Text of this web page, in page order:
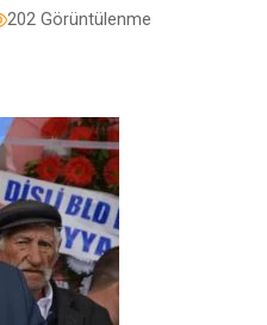
202 Görüntülenme